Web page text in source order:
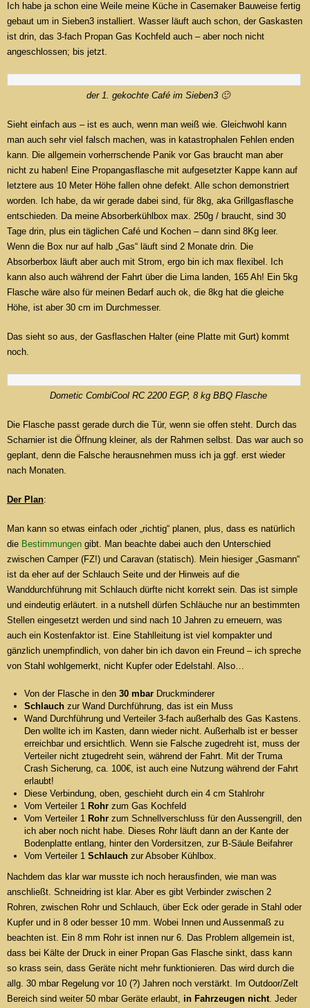
Ich habe ja schon eine Weile meine Küche in Casemaker Bauweise fertig
gebaut um in Sieben3 installiert. Wasser läuft auch schon, der Gaskasten
ist drin, das 3-fach Propan Gas Kochfeld auch – aber noch nicht
angeschlossen; bis jetzt.
der 1. gekochte Café im Sieben3 🙂
Sieht einfach aus – ist es auch, wenn man weiß wie. Gleichwohl kann
man auch sehr viel falsch machen, was in katastrophalen Fehlen enden
kann. Die allgemein vorherrschende Panik vor Gas braucht man aber
nicht zu haben! Eine Propangasflasche mit aufgesetzter Kappe kann auf
letztere aus 10 Meter Höhe fallen ohne defekt. Alle schon demonstriert
worden. Ich habe, da wir gerade dabei sind, für 8kg, aka Grillgasflasche
entschieden. Da meine Absorberkühlbox max. 250g / braucht, sind 30
Tage drin, plus ein täglichen Café und Kochen – dann sind 8Kg leer.
Wenn die Box nur auf halb „Gas“ läuft sind 2 Monate drin. Die
Absorberbox läuft aber auch mit Strom, ergo bin ich max flexibel. Ich
kann also auch während der Fahrt über die Lima landen, 165 Ah! Ein 5kg
Flasche wäre also für meinen Bedarf auch ok, die 8kg hat die gleiche
Höhe, ist aber 30 cm im Durchmesser.
Das sieht so aus, der Gasflaschen Halter (eine Platte mit Gurt) kommt
noch.
Dometic CombiCool RC 2200 EGP, 8 kg BBQ Flasche
Die Flasche passt gerade durch die Tür, wenn sie offen steht. Durch das
Scharnier ist die Öffnung kleiner, als der Rahmen selbst. Das war auch so
geplant, denn die Falsche herausnehmen muss ich ja ggf. erst wieder
nach Monaten.
Der Plan:
Man kann so etwas einfach oder „richtig“ planen, plus, dass es natürlich
die Bestimmungen gibt. Man beachte dabei auch den Unterschied
zwischen Camper (FZ!) und Caravan (statisch). Mein hiesiger „Gasmann“
ist da eher auf der Schlauch Seite und der Hinweis auf die
Wanddurchführung mit Schlauch dürfte nicht korrekt sein. Das ist simple
und eindeutig erläutert. in a nutshell dürfen Schläuche nur an bestimmten
Stellen eingesetzt werden und sind nach 10 Jahren zu erneuern, was
auch ein Kostenfaktor ist. Eine Stahlleitung ist viel kompakter und
gänzlich unempfindlich, von daher bin ich davon ein Freund – ich spreche
von Stahl wohlgemerkt, nicht Kupfer oder Edelstahl. Also…
Von der Flasche in den 30 mbar Druckminderer
Schlauch zur Wand Durchführung, das ist ein Muss
Wand Durchführung und Verteiler 3-fach außerhalb des Gas Kastens.
Den wollte ich im Kasten, dann wieder nicht. Außerhalb ist er besser
erreichbar und ersichtlich. Wenn sie Falsche zugedreht ist, muss der
Verteiler nicht ztugedreht sein, während der Fahrt. Mit der Truma
Crash Sicherung, ca. 100€, ist auch eine Nutzung während der Fahrt
erlaubt!
Diese Verbindung, oben, geschieht durch ein 4 cm Stahlrohr
Vom Verteiler 1 Rohr zum Gas Kochfeld
Vom Verteiler 1 Rohr zum Schnellverschluss für den Aussengrill, den
ich aber noch nicht habe. Dieses Rohr läuft dann an der Kante der
Bodenplatte entlang, hinter den Vordersitzen, zur B-Säule Beifahrer
Vom Verteiler 1 Schlauch zur Absober Kühlbox.
Nachdem das klar war musste ich noch herausfinden, wie man was
anschließt. Schneidring ist klar. Aber es gibt Verbinder zwischen 2
Rohren, zwischen Rohr und Schlauch, über Eck oder gerade in Stahl oder
Kupfer und in 8 oder besser 10 mm. Wobei Innen und Aussenmaß zu
beachten ist. Ein 8 mm Rohr ist innen nur 6. Das Problem allgemein ist,
dass bei Kälte der Druck in einer Propan Gas Flasche sinkt, dass kann
so krass sein, dass Geräte nicht mehr funktionieren. Das wird durch die
allg. 30 mbar Regelung vor 10 (?) Jahren noch verstärkt. Im Outdoor/Zelt
Bereich sind weiter 50 mbar Geräte erlaubt, in Fahrzeugen nicht. Jeder